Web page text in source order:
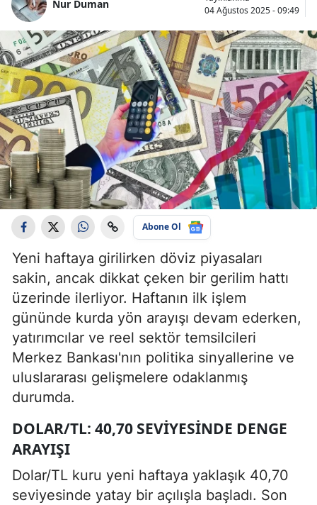
Nur Duman
04 Ağustos 2025 - 09:49
Abone Ol
Yeni haftaya girilirken döviz piyasaları
sakin, ancak dikkat çeken bir gerilim hattı
üzerinde ilerliyor. Haftanın ilk işlem
gününde kurda yön arayışı devam ederken,
yatırımcılar ve reel sektör temsilcileri
Merkez Bankası'nın politika sinyallerine ve
uluslararası gelişmelere odaklanmış
durumda.
DOLAR/TL: 40,70 SEVIYESINDE DENGE
ARAYIŞI
Dolar/TL kuru yeni haftaya yaklaşık 40,70
seviyesinde yatay bir açılışla başladı. Son